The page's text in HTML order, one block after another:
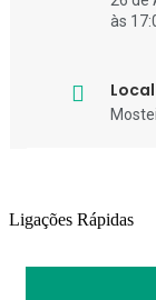
às
Local
Ligações Rápidas